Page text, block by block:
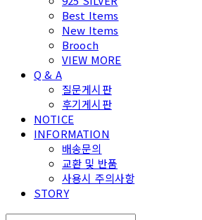
Best Items
New Items
Brooch
VIEW MORE
Q & A
질문게시판
후기게시판
NOTICE
INFORMATION
배송문의
교환 및 반품
사용시 주의사항
STORY